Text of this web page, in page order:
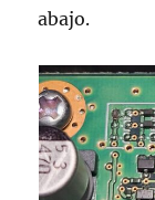
abajo.